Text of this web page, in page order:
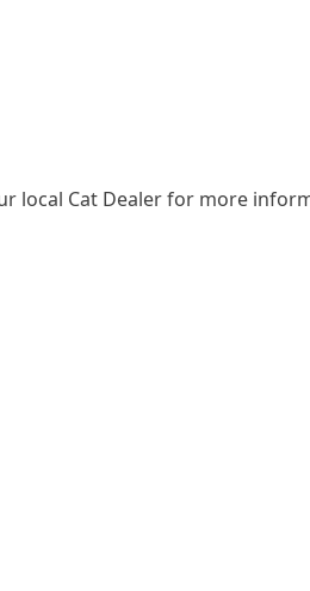
local Cat Dealer for more